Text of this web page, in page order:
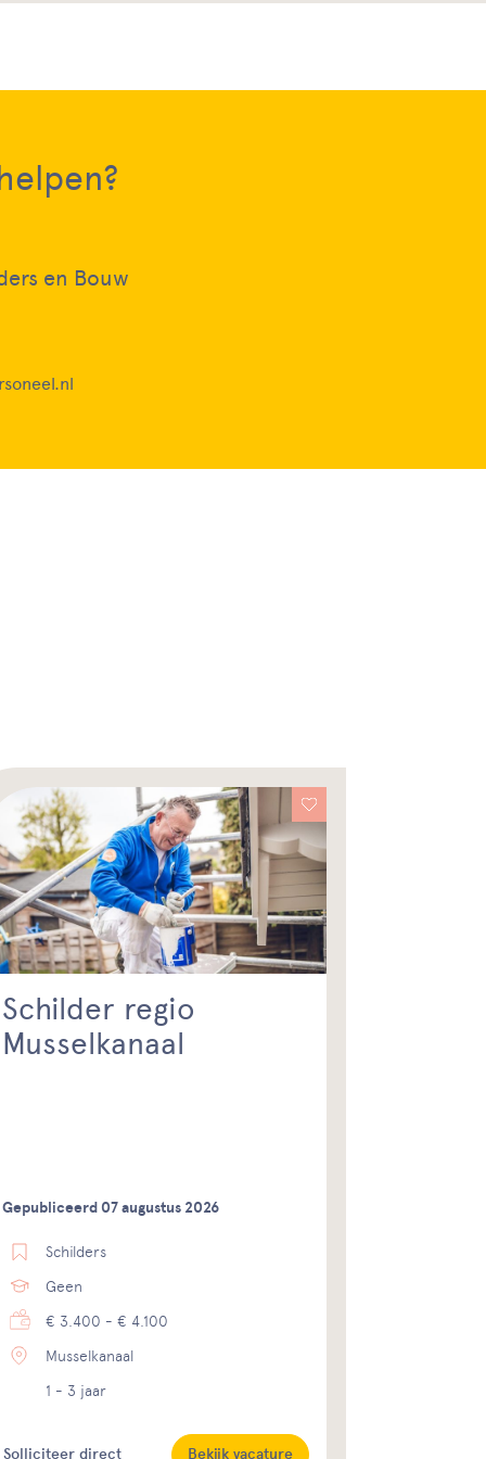
en Bouw
Schilder regio
Musselkanaal
Gepubliceerd 07 augustus 2026
Schilders
Geen
€ 3.400 - € 4.100
Musselkanaal
1 - 3 jaar
Solliciteer direct Bekijk vacature